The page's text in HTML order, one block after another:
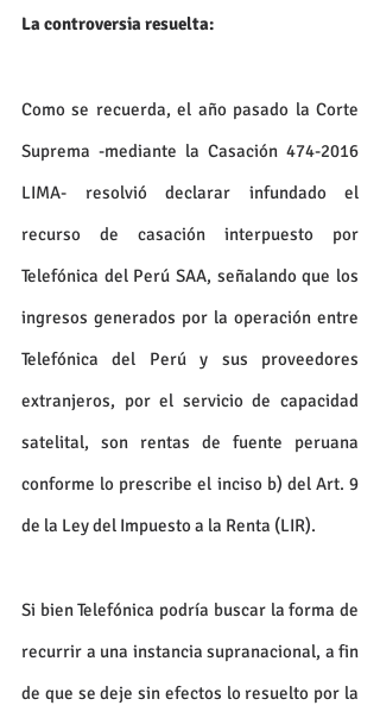
La controversia resuelta:
Como se recuerda, el año pasado la Corte
Suprema -mediante la Casación 474-2016
LIMA- resolvió declarar infundado el
recurso de casación interpuesto por
Telefónica del Perú SAA, señalando que los
ingresos generados por la operación entre
Telefónica del Perú y sus proveedores
extranjeros, por el servicio de capacidad
satelital, son rentas de fuente peruana
conforme lo prescribe el inciso b) del Art. 9
de la Ley del Impuesto a la Renta (LIR).
Si bien Telefónica podría buscar la forma de
recurrir a una instancia supranacional, a fin
de que se deje sin efectos lo resuelto por la